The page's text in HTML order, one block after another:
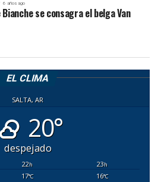
6 años ago
se consagra el belga Van
EL CLIMA
SALTA, AR
20°
despejado
22h 23h
17°C 16°C